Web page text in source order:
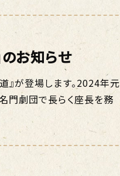
のお知らせ
』が登場します。2024年元
門劇団で長らく座長を務